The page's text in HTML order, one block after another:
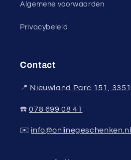
Algemene voorwaarden
Privacybeleid
Contact
📍 Nieuwland Parc 151,
☎️078 699 08 41
✉️ info@onlinegeschenken.nl